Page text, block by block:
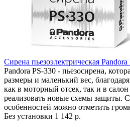
Сирена пьезоэлектрическая Pandora
Pandora PS-330 - пьезосирена,
размеры и маленький вес,
как в моторный отсек, так и в
реализовать новые схемы защиты.
особенностей можно отметить
Без установки 1 142 р.